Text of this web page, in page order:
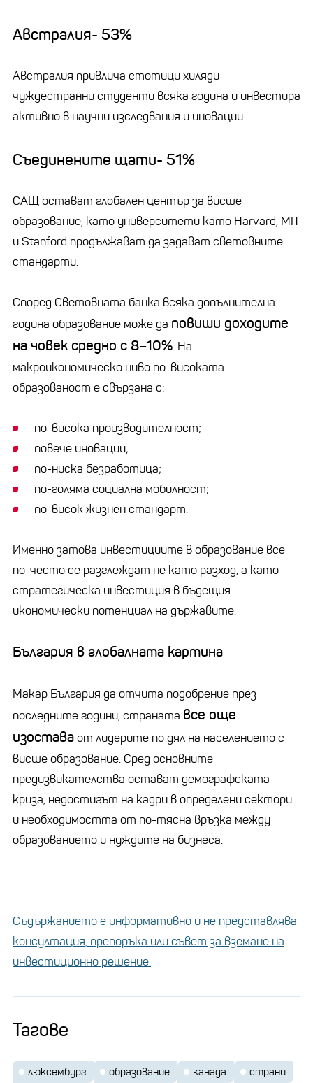
Австралия- 53%
Австралия привлича стотици хиляди
чуждестранни студенти всяка година и инвестира
активно в научни изследвания и иновации.
Съединените щати- 51%
САЩ остават глобален център за висше
образование, като университети като Harvard, MIT
и Stanford продължават да задават световните
стандарти.
Според Световната банка всяка допълнителна
година образование може да повиши доходите
на човек средно с 8–10%. На
макроикономическо ниво по-високата
образованост е свързана с:
по-висока производителност;
повече иновации;
по-ниска безработица;
по-голяма социална мобилност;
по-висок жизнен стандарт.
Именно затова инвестициите в образование все
по-често се разглеждат не като разход, а като
стратегическа инвестиция в бъдещия
икономически потенциал на държавите.
България в глобалната картина
Макар България да отчита подобрение през
последните години, страната все още
изоставаот лидерите по дял на населението с
висше образование. Сред основните
предизвикателства остават демографската
криза, недостигът на кадри в определени сектори
и необходимостта от по-тясна връзка между
образованието и нуждите на бизнеса.
Съдържанието е информативно и не представлява
консултация, препоръка или съвет за вземане на
инвестиционно решение.
Тагове
люксембург образование канада страни